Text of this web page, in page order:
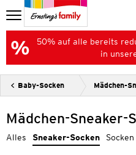
50% auf alle bereits
in
Baby-Socken Mädchen-
Mädchen-Sneaker-
Alles Sneaker-Socken Socken